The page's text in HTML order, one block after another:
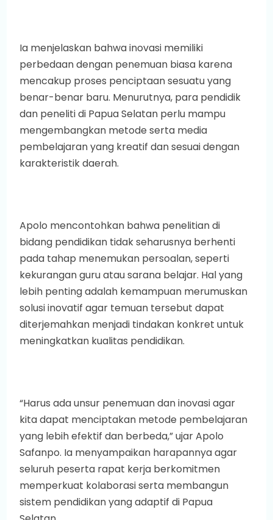
Ia menjelaskan bahwa inovasi memiliki
perbedaan dengan penemuan biasa karena
mencakup proses penciptaan sesuatu yang
benar-benar baru. Menurutnya, para pendidik
dan peneliti di Papua Selatan perlu mampu
mengembangkan metode serta media
pembelajaran yang kreatif dan sesuai dengan
karakteristik daerah.
Apolo mencontohkan bahwa penelitian di
bidang pendidikan tidak seharusnya berhenti
pada tahap menemukan persoalan, seperti
kekurangan guru atau sarana belajar. Hal yang
lebih penting adalah kemampuan merumuskan
solusi inovatif agar temuan tersebut dapat
diterjemahkan menjadi tindakan konkret untuk
meningkatkan kualitas pendidikan.
“Harus ada unsur penemuan dan inovasi agar
kita dapat menciptakan metode pembelajaran
yang lebih efektif dan berbeda,” ujar Apolo
Safanpo. Ia menyampaikan harapannya agar
seluruh peserta rapat kerja berkomitmen
memperkuat kolaborasi serta membangun
sistem pendidikan yang adaptif di Papua